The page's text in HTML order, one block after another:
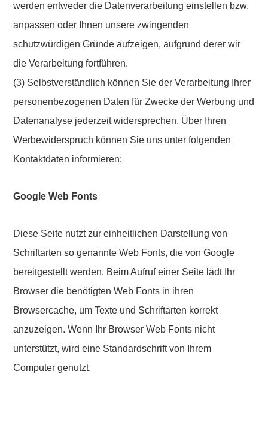
werden entweder die Datenverarbeitung einstellen bzw.
anpassen oder Ihnen unsere zwingenden
schutzwürdigen Gründe aufzeigen, aufgrund derer wir
die Verarbeitung fortführen.
(3) Selbstverständlich können Sie der Verarbeitung Ihrer
personenbezogenen Daten für Zwecke der Werbung und
Datenanalyse jederzeit widersprechen. Über Ihren
Werbewiderspruch können Sie uns unter folgenden
Kontaktdaten informieren:
Google Web Fonts
Diese Seite nutzt zur einheitlichen Darstellung von
Schriftarten so genannte Web Fonts, die von Google
bereitgestellt werden. Beim Aufruf einer Seite lädt Ihr
Browser die benötigten Web Fonts in ihren
Browsercache, um Texte und Schriftarten korrekt
anzuzeigen. Wenn Ihr Browser Web Fonts nicht
unterstützt, wird eine Standardschrift von Ihrem
Computer genutzt.